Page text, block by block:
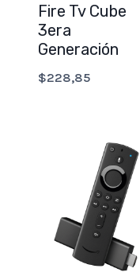
Fire Tv Cube
3era
Generación
$228,85